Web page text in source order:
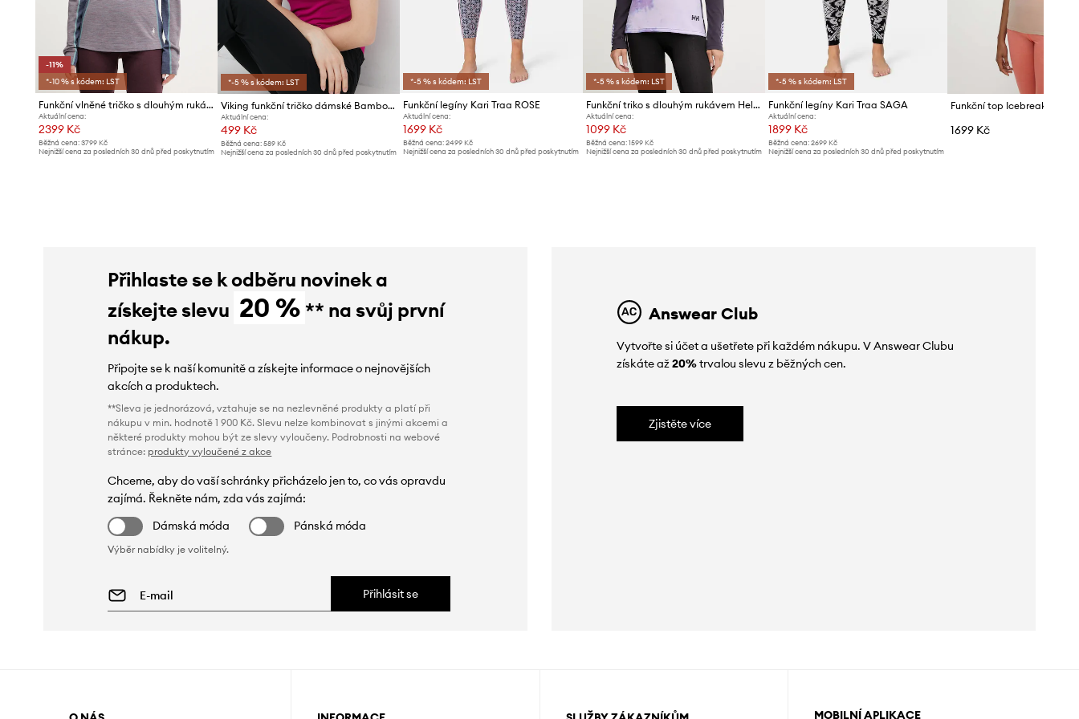
-11%
*-10 % s kódem: LST
Funkční vlněné tričko s dlouhým rukávem Smartwool
Aktuální cena:
2399 Kč
Běžná cena: 3799 Kč
Nejnižší cena za posledních 30 dnů před poskytnutím
*-5 % s kódem: LST
Viking funkční tričko dámské Bamboo Lockness
Aktuální cena:
499 Kč
Běžná cena:589 Kč
Nejnižší cena za posledních 30 dnů před poskytnutím
*-5 % s kódem: LST
Funkční legíny Kari Traa ROSE
Aktuální cena:
1699 Kč
Běžná cena: 2499 Kč
Nejnižší cena za posledních 30 dnů před poskytnutím
*-5 % s kódem: LST
Funkční triko s dlouhým rukávem Helly Hansen LIFA ACTIVE
Aktuální cena:
1099 Kč
Běžná cena: 1599 Kč
Nejnižší cena za posledních 30 dnů před poskytnutím
*-5 % s kódem: LST
Funkční legíny Kari Traa SAGA
Aktuální cena:
1899 Kč
Běžná cena:2699 Kč
Nejnižší cena za posledních 30 dnů před poskytnutím
Funkční top Icebreaker
1699 Kč
Přihlaste se k odběru novinek a
získejte slevu 20 % ** na svůj první
nákup.
Připojte se k naší komunitě a získejte informace o nejnovějších
akcích a produktech.
**Sleva je jednorázová, vztahuje se na nezlevněné produkty a platí při
nákupu v min. hodnotě 1 900 Kč. Slevu nelze kombinovat s jinými akcemi a
některé produkty mohou být ze slevy vyloučeny. Podrobnosti na webové
stránce: produkty vyloučené z akce
Chceme, aby do vaší schránky přicházelo jen to, co vás opravdu
zajímá. Řekněte nám, zda vás zajímá:
Dámská móda
Pánská móda
Výběr nabídky je volitelný.
Přihlásit se
Answear Club
Vytvořte si účet a ušetřete při každém nákupu. V Answear Clubu
získáte až20%trvalou slevu z běžných cen.
Zjistěte více
MOBILNÍ APLIKACE